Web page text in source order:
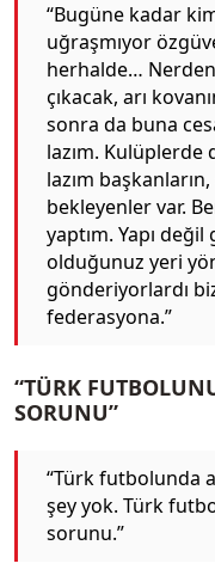
“Bugüne kadar
uğraşmıyor
herhalde…
çıkacak, arı
sonra da buna
lazım. Kulüplerde
lazım
bekleyenler var.
yaptım. Yapı
olduğunuz yeri
gönderiyorlardı
federasyona.”
“TÜRK
SORUNU”
“Türk futbolunda
şey yok. Türk
sorunu.”